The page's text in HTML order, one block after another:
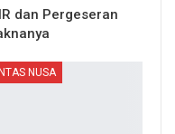
dan Pergeseran
NUSA